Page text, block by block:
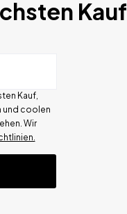
Kauf
Kauf,
und coolen
Wir